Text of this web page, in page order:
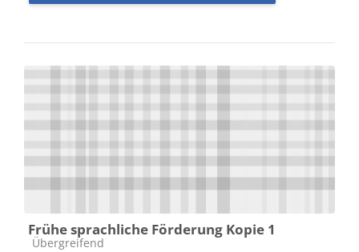
Frühe sprachliche Förderung Kopie 1
Kursbereich
Übergreifend